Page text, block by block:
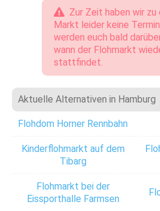
Zur Zeit haben wir zu
Markt leider keine
werden euch bald
wann der Flohmarkt
stattfindet.
Aktuelle Alternativen in Hamburg
Flohdom Horner Rennbahn
Kinderflohmarkt auf dem
Tibarg
Flohmarkt bei der
Eissporthalle Farmsen